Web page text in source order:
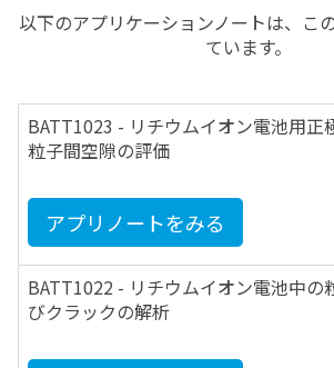
以下のアプリケーションノートは、こ
ています。
BATT1023 - リチウムイオン電池用正
粒子間空隙の評価
アプリノートをみる
BATT1022 - リチウムイオン電池中の
びクラックの解析